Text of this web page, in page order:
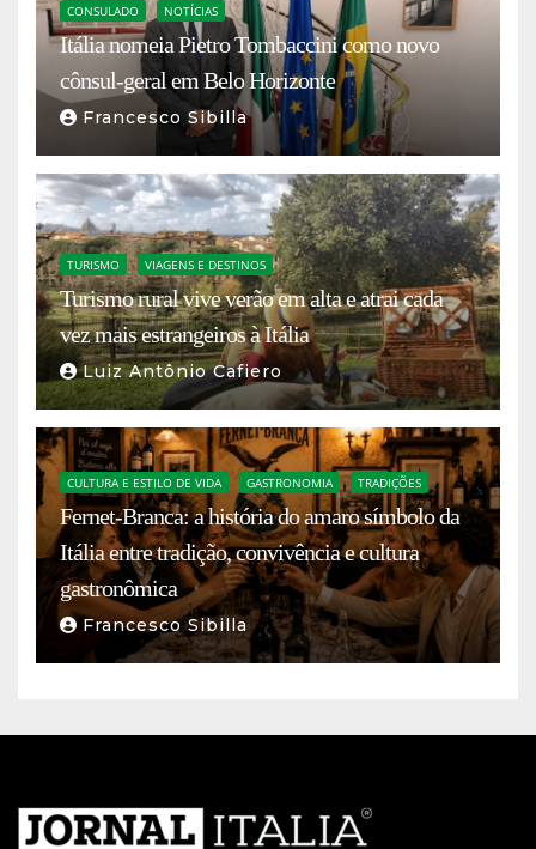
CONSULADO NOTÍCIAS
Itália nomeia Pietro Tombaccini como novo
cônsul-geral em Belo Horizonte
Francesco Sibilla
TURISMO VIAGENS E DESTINOS
Turismo rural vive verão em alta e atrai cada
vez mais estrangeiros à Itália
Luiz Antônio Cafiero
CULTURA E ESTILO DE VIDA GASTRONOMIA TRADIÇÕES
Fernet-Branca: a história do amaro símbolo da
Itália entre tradição, convivência e cultura
gastronômica
Francesco Sibilla